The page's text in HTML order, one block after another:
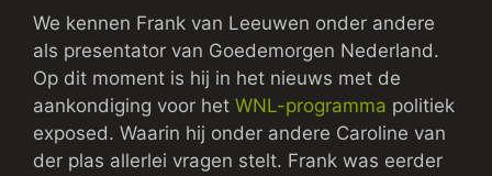
We kennen Frank van Leeuwen onder andere
als presentator van Goedemorgen Nederland.
Op dit moment is hij in het nieuws met de
aankondiging voor het WNL-programma politiek
exposed. Waarin hij onder andere Caroline van
der plas allerlei vragen stelt. Frank was eerder